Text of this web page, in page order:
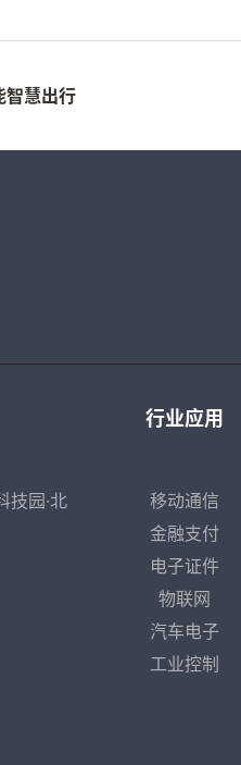
智慧出行
技园·北
行业应用
移动通信
金融支付
电子证件
物联网
汽车电子
工业控制